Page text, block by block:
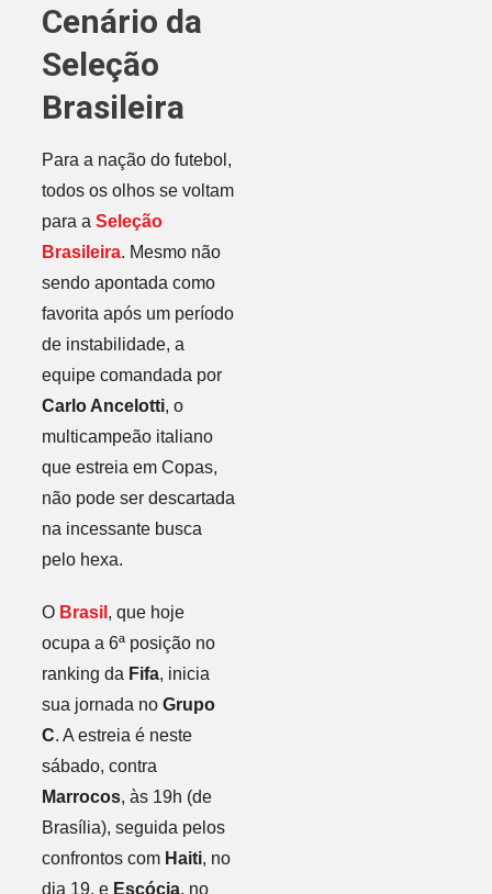
Cenário da
Seleção
Brasileira
Para a nação do futebol,
todos os olhos se voltam
para a Seleção
Brasileira. Mesmo não
sendo apontada como
favorita após um período
de instabilidade, a
equipe comandada por
Carlo Ancelotti, o
multicampeão italiano
que estreia em Copas,
não pode ser descartada
na incessante busca
pelo hexa.
O Brasil , que hoje
ocupa a 6ª posição no
ranking da Fifa, inicia
sua jornada no Grupo
C. A estreia é neste
sábado, contra
Marrocos, às 19h (de
Brasília), seguida pelos
confrontos com Haiti, no
dia 19, e Escócia, no